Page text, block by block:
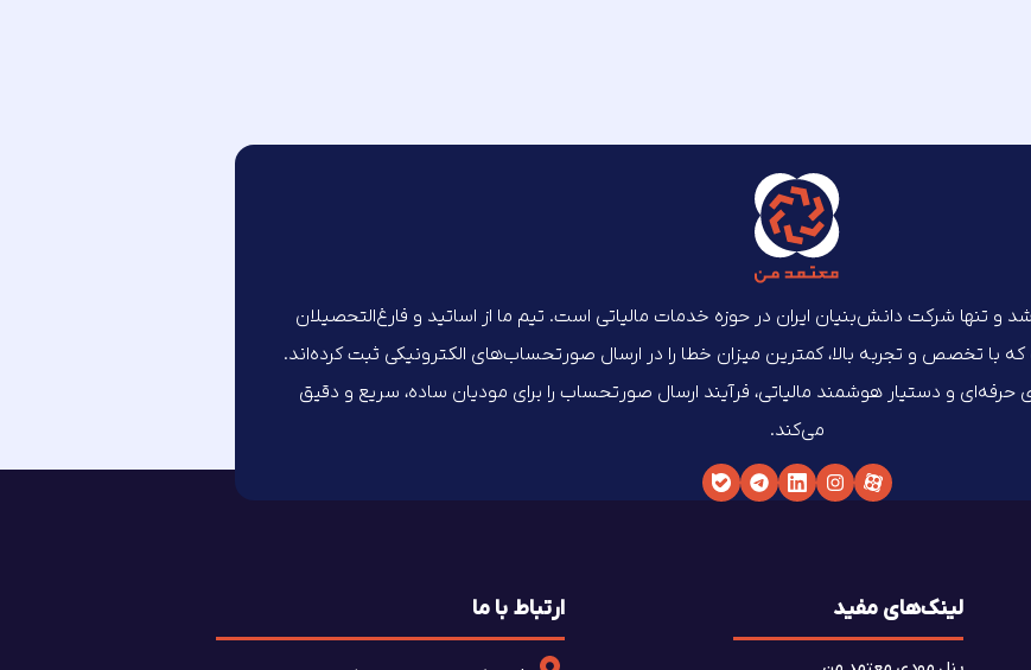
۱۴۰۲ تأسیس شد و تنها شرکت دانش‌بنیان ایران در حوزه خدمات مالیاتی است. تیم ما از اساتید و فارغ‌التحصیلان
تخصص و تجربه بالا، کمترین میزان خطا را در ارسال صورتحساب‌های الکترونیکی ثبت کرده‌اند.
حرفه‌ای و دستیار هوشمند مالیاتی، فرآیند ارسال صورتحساب را برای مودیان ساده، سریع و دقیق
می‌کند.
ارتباط با ما لینک‌های مفید